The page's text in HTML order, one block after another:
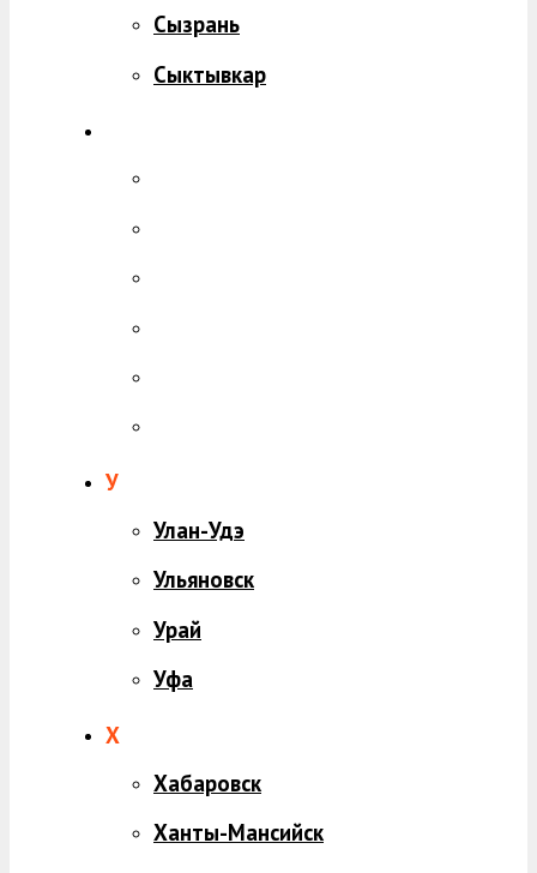
Сызрань
Сыктывкар
У
Улан-Удэ
Ульяновск
Урай
Уфа
Х
Хабаровск
Ханты-Мансийск